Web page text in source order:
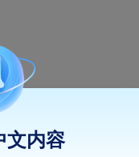
文内容